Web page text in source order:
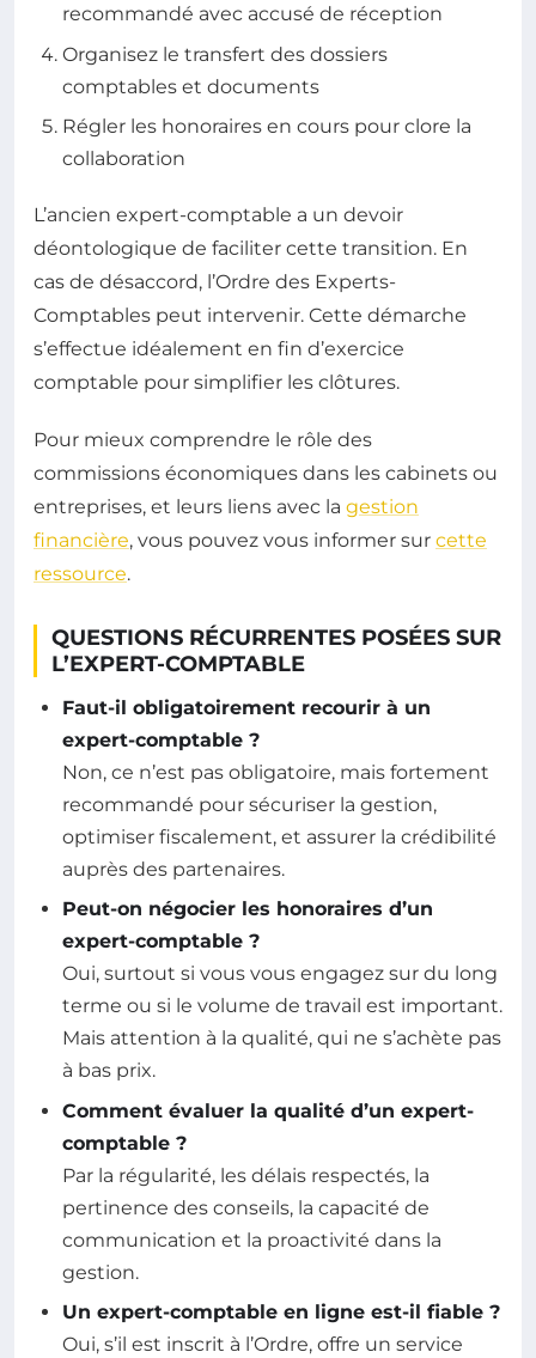
recommandé avec accusé de réception
Organisez le transfert des dossiers
comptables et documents
Régler les honoraires en cours pour clore la
collaboration
L’ancien expert-comptable a un devoir
déontologique de faciliter cette transition. En
cas de désaccord, l’Ordre des Experts-
Comptables peut intervenir. Cette démarche
s’effectue idéalement en fin d’exercice
comptable pour simplifier les clôtures.
Pour mieux comprendre le rôle des
commissions économiques dans les cabinets ou
entreprises, et leurs liens avec la gestion
financière, vous pouvez vous informer sur cette
ressource.
QUESTIONS RÉCURRENTES POSÉES SUR
L’EXPERT-COMPTABLE
Faut-il obligatoirement recourir à un
expert-comptable ?
Non, ce n’est pas obligatoire, mais fortement
recommandé pour sécuriser la gestion,
optimiser fiscalement, et assurer la crédibilité
auprès des partenaires.
Peut-on négocier les honoraires d’un
expert-comptable ?
Oui, surtout si vous vous engagez sur du long
terme ou si le volume de travail est important.
Mais attention à la qualité, qui ne s’achète pas
à bas prix.
Comment évaluer la qualité d’un expert-
comptable ?
Par la régularité, les délais respectés, la
pertinence des conseils, la capacité de
communication et la proactivité dans la
gestion.
Un expert-comptable en ligne est-il fiable ?
Oui, s’il est inscrit à l’Ordre, offre un service